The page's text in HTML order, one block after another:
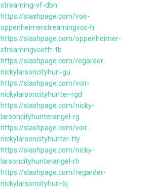
streaming-vf-dbn
https://slashpage.com/voir-
oppenheimerstreamingvos-h
https://slashpage.com/oppenheimer-
streamingvostfr-tb
https://slashpage.com/regarder-
nickylarsoncityhun-gu
https://slashpage.com/voir-
nickylarsoncityhunter-rgd
https://slashpage.com/nicky-
larsoncityhunterangel-rg
https://slashpage.com/voir-
nickylarsoncityhunter-tty
https://slashpage.com/nicky-
larsoncityhunterangel-rh
https://slashpage.com/regarder-
nickylarsoncityhun-bj